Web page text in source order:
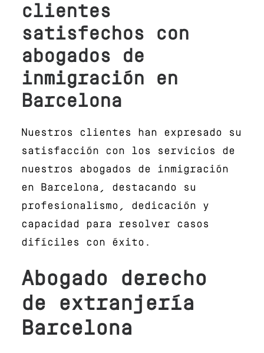
clientes
satisfechos con
abogados de
inmigración en
Barcelona
Nuestros clientes han expresado su
satisfacción con los servicios de
nuestros abogados de inmigración
en Barcelona, destacando su
profesionalismo, dedicación y
capacidad para resolver casos
difíciles con éxito.
Abogado derecho
de extranjería
Barcelona